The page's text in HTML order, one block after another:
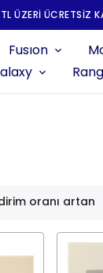
ÜZERI ÜCRETSIZ
Fusıon
oranı artan